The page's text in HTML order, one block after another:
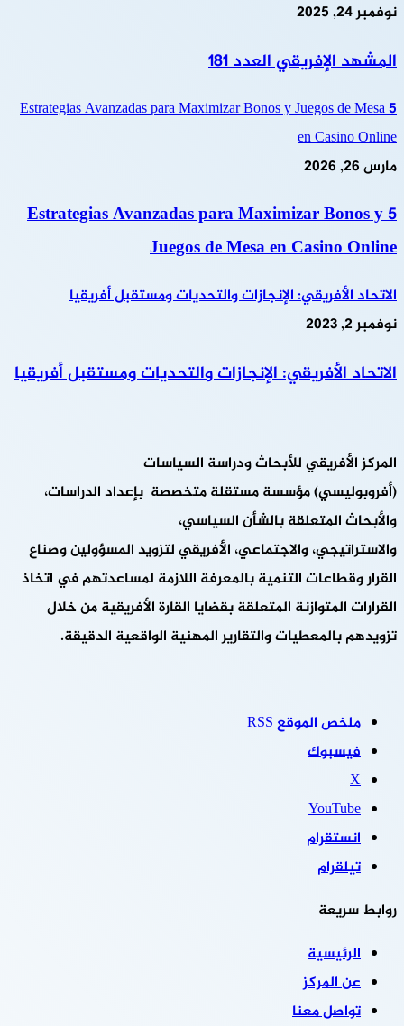
نوفمبر 24, 2025
المشهد الإفريقي العدد 181
5 Estrategias Avanzadas para Maximizar Bonos y Juegos de Mesa
en Casino Online
مارس 26, 2026
5 Estrategias Avanzadas para Maximizar Bonos y
Juegos de Mesa en Casino Online
الاتحاد الأفريقي: الإنجازات والتحديات ومستقبل أفريقيا
نوفمبر 2, 2023
الاتحاد الأفريقي: الإنجازات والتحديات ومستقبل أفريقيا
المركز الأفريقي للأبحاث ودراسة السياسات
(أفروبوليسي) مؤسسة مستقلة متخصصة بإعداد الدراسات،
والأبحاث المتعلقة بالشأن السياسي،
والاستراتيجي، والاجتماعي، الأفريقي لتزويد المسؤولين وصناع
القرار وقطاعات التنمية بالمعرفة اللازمة لمساعدتهم في اتخاذ
القرارات المتوازنة المتعلقة بقضايا القارة الأفريقية من خلال
تزويدهم بالمعطيات والتقارير المهنية الواقعية الدقيقة.
ملخص الموقع RSS
فيسبوك
‫X
‫YouTube
انستقرام
تيلقرام
روابط سريعة
الرئيسية
عن المركز
تواصل معنا